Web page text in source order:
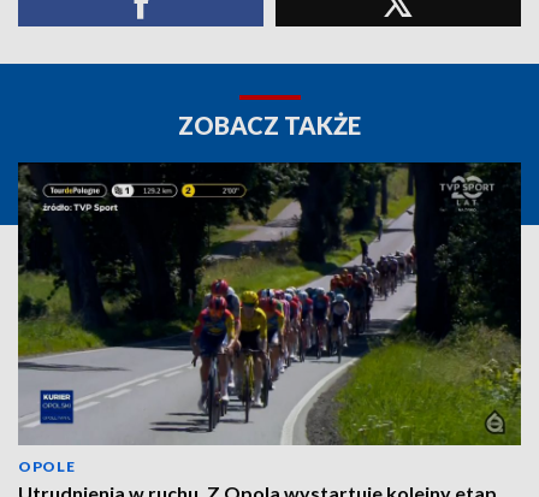
ZOBACZ TAKŻE
OPOLE